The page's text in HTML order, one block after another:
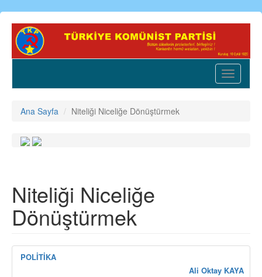
Ana
içeriğe
Toggle
Ana Sayfa Niteliği Niceliğe Dönüştürmek
Niteliği Niceliğe
Dönüştürmek
POLİTİKA
Ali Oktay KAYA